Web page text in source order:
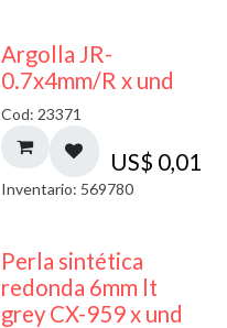
Argolla JR-
0.7x4mm/R x und
Cod: 23371
US$ 0,01
Inventario: 569780
Perla sintética
redonda 6mm lt
grey CX-959 x und